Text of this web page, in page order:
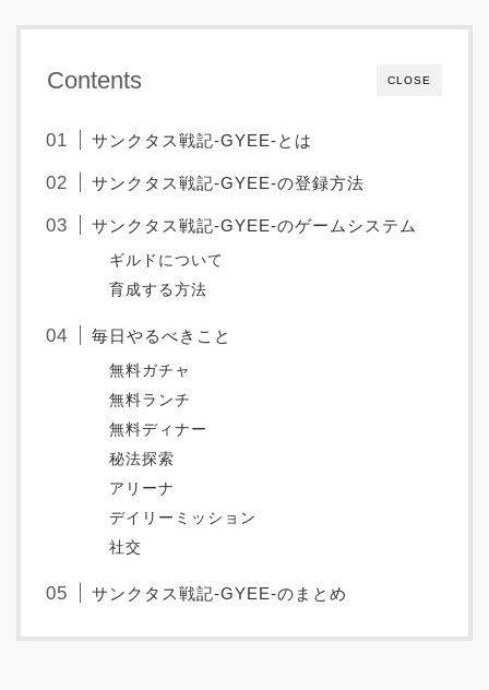
CLOSE
Contents
サンクタス戦記-GYEE-とは
サンクタス戦記-GYEE-の登録方法
サンクタス戦記-GYEE-のゲームシステム
ギルドについて
育成する方法
毎日やるべきこと
無料ガチャ
無料ランチ
無料ディナー
秘法探索
アリーナ
デイリーミッション
社交
サンクタス戦記-GYEE-のまとめ